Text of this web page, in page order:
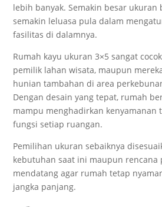
lebih banyak. Semakin besar ukuran
semakin leluasa pula dalam
fasilitas di dalamnya.
Rumah kayu ukuran 3×5 sangat
pemilik lahan wisata, maupun
hunian tambahan di area
Dengan desain yang tepat, rumah
mampu menghadirkan kenyamanan
fungsi setiap ruangan.
Pemilihan ukuran sebaiknya
kebutuhan saat ini maupun rencana
mendatang agar rumah tetap
jangka panjang.